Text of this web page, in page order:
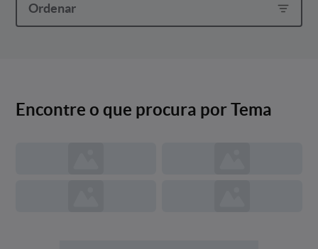
Ordenar
Encontre o que procura por Tema